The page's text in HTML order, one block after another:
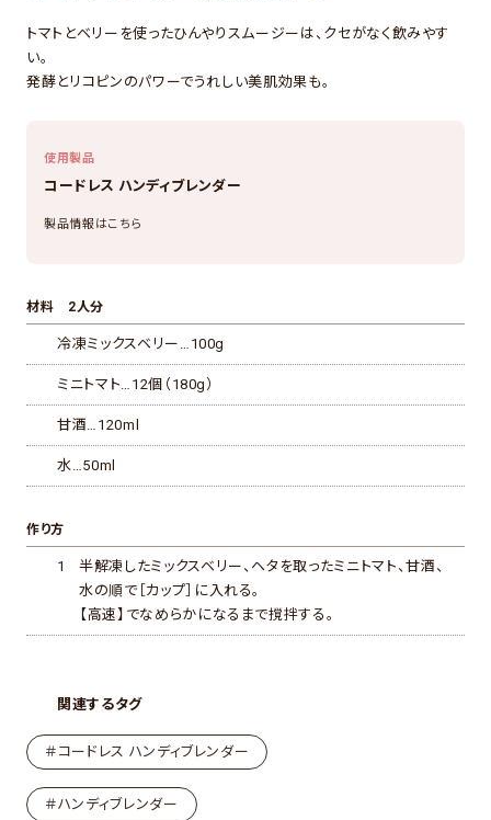
トマトとベリーを使ったひんやりスムージーは、クセがなく飲みやす
い。
発酵とリコピンのパワーでうれしい美肌効果も。
使用製品
コードレス ハンディブレンダー
製品情報はこちら
材料 2人分
冷凍ミックスベリー…100g
ミニトマト…12個（180g）
甘酒…120ml
水…50ml
作り方
1
半解凍したミックスベリー、ヘタを取ったミニトマト、甘酒、
水の順で［カップ］に入れる。
【高速】でなめらかになるまで撹拌する。
関連するタグ
＃コードレス ハンディブレンダー
＃ハンディブレンダー